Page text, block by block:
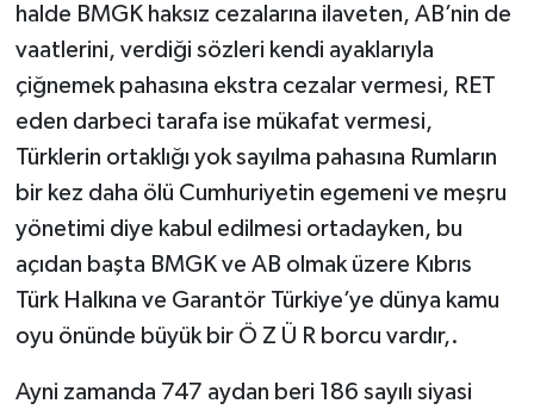
halde BMGK haksız cezalarına ilaveten, AB’nin de
vaatlerini, verdiği sözleri kendi ayaklarıyla
çiğnemek pahasına ekstra cezalar vermesi, RET
eden darbeci tarafa ise mükafat vermesi,
Türklerin ortaklığı yok sayılma pahasına Rumların
bir kez daha ölü Cumhuriyetin egemeni ve meşru
yönetimi diye kabul edilmesi ortadayken, bu
açıdan başta BMGK ve AB olmak üzere Kıbrıs
Türk Halkına ve Garantör Türkiye’ye dünya kamu
oyu önünde büyük bir Ö Z Ü R borcu vardır,.
Ayni zamanda 747 aydan beri 186 sayılı siyasi